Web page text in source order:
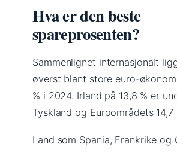
Hva er den beste
spareprosenten?
Sammenlignet internasjonalt
øverst blant store euro-
% i 2024. Irland på 13,8 % er
Tyskland og Euroområdets 14,7
Land som Spania, Frankrike